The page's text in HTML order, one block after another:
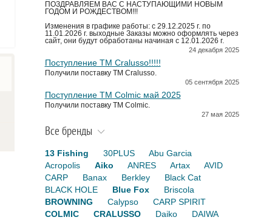
ПОЗДРАВЛЯЕМ ВАС С НАСТУПАЮЩИМИ НОВЫМ
ГОДОМ И РОЖДЕСТВОМ!!!
Изменения в графике работы: с 29.12.2025 г. по
11.01.2026 г. выходные Заказы можно оформлять через
сайт, они будут обработаны начиная с 12.01.2026 г.
24 декабря 2025
Поступление TM Cralusso!!!!!
Получили поставку ТМ Cralusso.
05 сентября 2025
Поступление TM Colmic май 2025
Получили поставку ТМ Colmic.
27 мая 2025
Все бренды
13 Fishing 30PLUS
Abu Garcia
Acropolis
Aiko ANRES Artax
AVID
CARP
Banax Berkley
Black Cat
BLACK HOLE
Blue Fox
Briscola
BROWNING
Calypso
CARP SPIRIT
COLMIC
CRALUSSO Daiko
DAIWA